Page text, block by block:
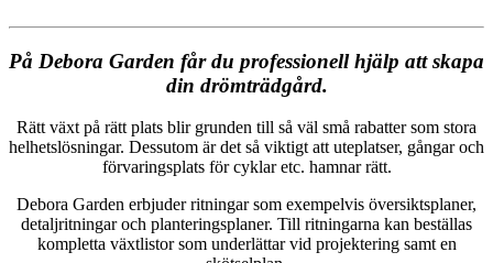
På Debora Garden får du professionell hjälp att skapa
din drömträdgård.
Rätt växt på rätt plats blir grunden till så väl små rabatter som stora
helhetslösningar. Dessutom är det så viktigt att uteplatser, gångar och
förvaringsplats för cyklar etc. hamnar rätt.
Debora Garden erbjuder ritningar som exempelvis översiktsplaner,
detaljritningar och planteringsplaner. Till ritningarna kan beställas
kompletta växtlistor som underlättar vid projektering samt en